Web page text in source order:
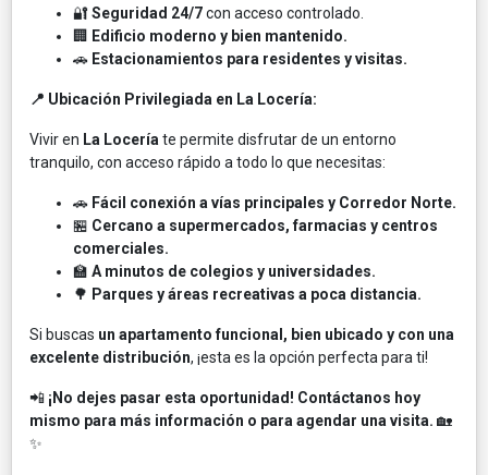
🔐Seguridad 24/7con acceso controlado.
🏢 Edificio moderno y bien mantenido.
🚗 Estacionamientos para residentes y visitas.
📍 Ubicación Privilegiada en La Locería:
Vivir en La Locería te permite disfrutar de un entorno
tranquilo, con acceso rápido a todo lo que necesitas:
🚗 Fácil conexión a vías principales y Corredor Norte.
🏪 Cercano a supermercados, farmacias y centros
comerciales.
🏫 A minutos de colegios y universidades.
🌳 Parques y áreas recreativas a poca distancia.
Si buscas un apartamento funcional, bien ubicado y con una
excelente distribución, ¡esta es la opción perfecta para ti!
📲 ¡No dejes pasar esta oportunidad! Contáctanos hoy
mismo para más información o para agendar una visita. 🏡
✨